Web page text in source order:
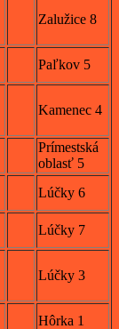
Zalužice 8
Paľkov 5
Kamenec 4
Prímestská
oblasť 5
Lúčky 6
Lúčky 7
Lúčky 3
Hôrka 1